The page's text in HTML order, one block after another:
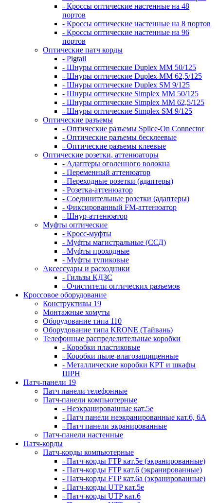
- Кроссы оптические настенные на 48
портов
- Кроссы оптические настенные на 8 портов
- Кроссы оптические настенные на 96
портов
Оптические патч корды
- Pigtail
- Шнуры оптические Duplex MM 50/125
- Шнуры оптические Duplex MM 62,5/125
- Шнуры оптические Duplex SM 9/125
- Шнуры оптические Simplex MM 50/125
- Шнуры оптические Simplex MM 62,5/125
- Шнуры оптические Simplex SM 9/125
Оптические разъемы
- Оптические разъемы Splice-On Connector
- Оптические разъемы бесклеевые
- Оптические разъемы клеевые
Оптические розетки, аттенюаторы
- Адаптеры оголенного волокна
- Переменный аттенюатор
- Переходные розетки (адаптеры)
- Розетка-аттенюатор
- Соединительные розетки (адаптеры)
- Фиксированный FM-аттенюатор
- Шнур-аттенюатор
Муфты оптические
- Кросс-муфты
- Муфты магистральные (ССД)
- Муфты проходные
- Муфты тупиковые
Аксессуары и расходники
- Гильзы КДЗС
- Очистители оптических разъемов
Кроссовое оборудование
Конструктивы 19
Монтажные хомуты
Оборудование типа 110
Оборудование типа KRONE (Тайвань)
Телефонные распределительные коробки
- Коробки пластиковые
- Коробки пыле-влагозащищенные
- Металлические коробки КРТ и шкафы
ШРН
Патч-панели 19
Патч панели телефонные
Патч-панели компьютерные
- Неэкранированные кат.5е
- Патч панели неэкранированные кат.6, 6А
- Патч панели экранированные
Патч-панели настенные
Патч-корды
Патч-корды компьютерные
- Патч-корды FTP кат.5е (экранированные)
- Патч-корды FTP кат.6 (экранированные)
- Патч-корды FTP кат.6а (экранированные)
- Патч-корды UTP кат.5е
- Патч-корды UTP кат.6